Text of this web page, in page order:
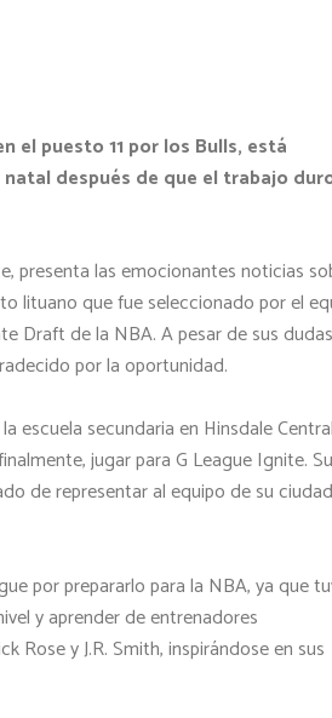
el puesto 11 por los Bulls, está
después de que el trabajo
presenta las emocionantes noticias
lituano que fue seleccionado por el
Draft de la NBA. A pesar de sus
por la oportunidad.
escuela secundaria en Hinsdale Central
jugar para G League Ignite.
de representar al equipo de su
por prepararlo para la NBA, ya que
y aprender de entrenadores
Rose y J.R. Smith, inspirándose en sus